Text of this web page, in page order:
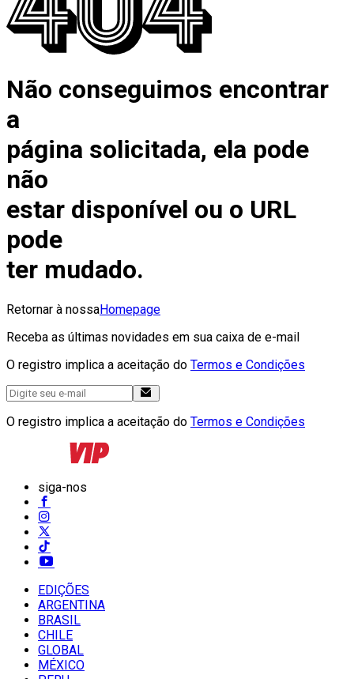
Não conseguimos encontrar
a
página solicitada, ela pode
não
estar disponível ou o URL
pode
ter mudado.
Retornar à nossaHomepage
Receba as últimas novidades em sua caixa de e-mail
O registro implica a aceitação do Termos e Condições
O registro implica a aceitação do Termos e Condições
siga-nos
EDIÇÕES
ARGENTINA
BRASIL
CHILE
GLOBAL
MÉXICO